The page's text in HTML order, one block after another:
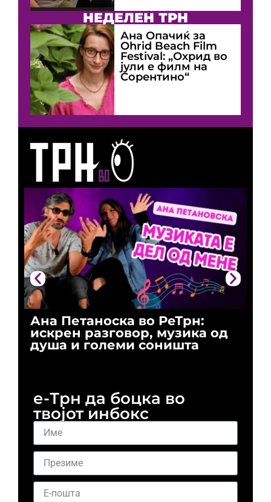
Ана Петаноска во РеТрн:
искрен разговор, музика од
душа и големи соништа
НЕДЕЛЕН ТРН
Ана Опачиќ за
Оhrid Beach Film
Festival: „Охрид во
јули е филм на
Сорентино“
е-Трн да боцка во
твојот инбокс